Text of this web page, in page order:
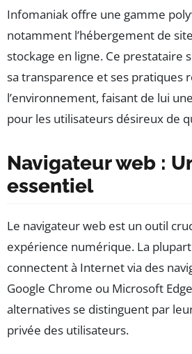
Infomaniak offre une gamme
notamment l’hébergement de
stockage en ligne. Ce prestataire
sa transparence et ses pratiques
l’environnement, faisant de lui
pour les utilisateurs désireux de
Navigateur web :
essentiel
Le navigateur web est un outil
expérience numérique. La
connectent à Internet via des
Google Chrome ou Microsoft
alternatives se distinguent par
privée des utilisateurs.